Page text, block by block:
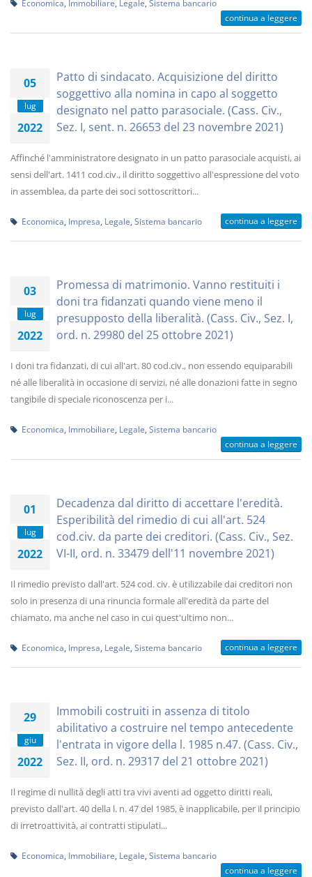
Economica Immobiliare Legale Sistema bancario
continua a leggere
05
lug
2022
Patto di sindacato. Acquisizione del diritto
soggettivo alla nomina in capo al soggetto
designato nel patto parasociale. (Cass. Civ.,
Sez. I, sent. n. 26653 del 23 novembre 2021)
Affinché l'amministratore designato in un patto parasociale acquisti, ai
sensi dell'art. 1411 cod.civ., il diritto soggettivo all'espressione del voto
in assemblea, da parte dei soci sottoscrittori...
Economica Impresa Legale Sistema bancario continua a leggere
03
lug
2022
Promessa di matrimonio. Vanno restituiti i
doni tra fidanzati quando viene meno il
presupposto della liberalità. (Cass. Civ., Sez. I,
ord. n. 29980 del 25 ottobre 2021)
I doni tra fidanzati, di cui all'art. 80 cod.civ., non essendo equiparabili
né alle liberalità in occasione di servizi, né alle donazioni fatte in segno
tangibile di speciale riconoscenza per i...
Economica Immobiliare Legale Sistema bancario
continua a leggere
01
lug
2022
Decadenza dal diritto di accettare l'eredità.
Esperibilità del rimedio di cui all'art. 524
cod.civ. da parte dei creditori. (Cass. Civ., Sez.
VI-II, ord. n. 33479 dell'11 novembre 2021)
Il rimedio previsto dall'art. 524 cod. civ. è utilizzabile dai creditori non
solo in presenza di una rinuncia formale all'eredità da parte del
chiamato, ma anche nel caso in cui quest'ultimo non...
Economica Impresa Legale Sistema bancario continua a leggere
29
giu
2022
Immobili costruiti in assenza di titolo
abilitativo a costruire nel tempo antecedente
l'entrata in vigore della l. 1985 n.47. (Cass. Civ.,
Sez. II, ord. n. 29317 del 21 ottobre 2021)
Il regime di nullità degli atti tra vivi aventi ad oggetto diritti reali,
previsto dall'art. 40 della l. n. 47 del 1985, è inapplicabile, per il principio
di irretroattività, ai contratti stipulati...
Economica Immobiliare Legale Sistema bancario
continua a leggere